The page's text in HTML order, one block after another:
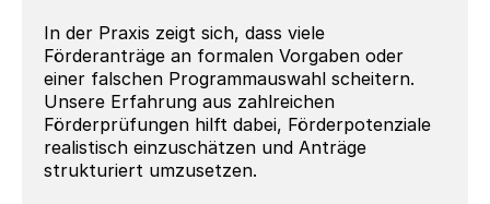
In der Praxis zeigt sich, dass viele
Förderanträge an formalen Vorgaben oder
einer falschen Programmauswahl scheitern.
Unsere Erfahrung aus zahlreichen
Förderprüfungen hilft dabei, Förderpotenziale
realistisch einzuschätzen und Anträge
strukturiert umzusetzen.